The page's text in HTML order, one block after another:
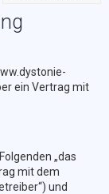
ein Vertrag mit
„das
mit dem
und